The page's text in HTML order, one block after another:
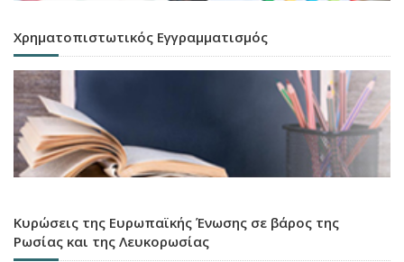
Χρηματοπιστωτικός Εγγραμματισμός
Κυρώσεις της Ευρωπαϊκής Ένωσης σε βάρος της
Ρωσίας και της Λευκορωσίας